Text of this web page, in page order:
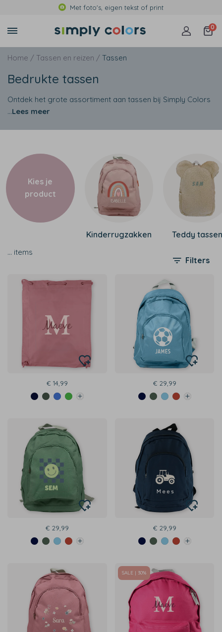
Met foto's, eigen tekst of print
0
Home / Tassen en reizen / Tassen
Bedrukte tassen
Ontdek het grote assortiment aan tassen bij Simply Colors
...Lees meer
Kies je
product
Kinderrugzakken Teddy
… items
Filters
€ 14,99 € 29,99
€ 29,99 € 29,99
SALE | 30%